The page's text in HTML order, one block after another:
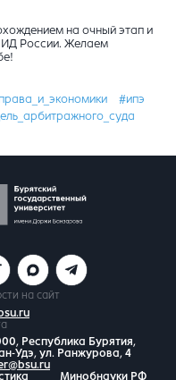
на очный этап и
России. Желаем
#ипэ
на сайт
Республика Бурятия,
Удэ, ул. Ранжурова, 4
Минобнауки РФ